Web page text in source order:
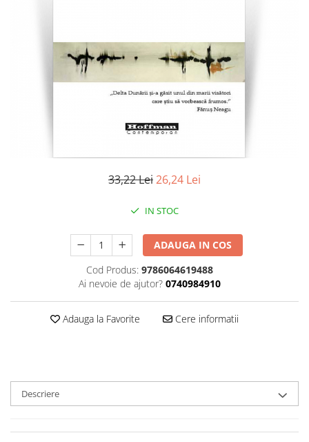
Contemporana
Sociologie si filozofie
33,22 Lei26,24 Lei
IN STOC
ADAUGA IN COS
Cod Produs: 9786064619488
Ai nevoie de ajutor? 0740984910
Adauga la Favorite Cere informatii
Descriere